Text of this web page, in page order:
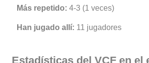
Más repetido: 4-3 (1 veces)
Han jugado allí: 11 jugadores
Estadísticas del VCF en el